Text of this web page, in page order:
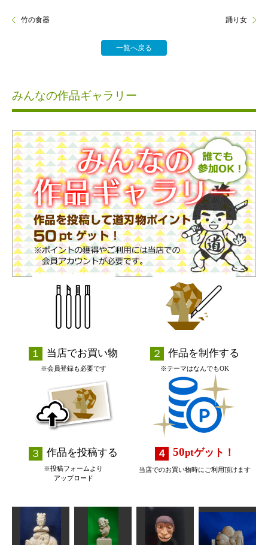
竹の食器
一覧へ戻る
踊り女
みんなの作品ギャラリー
当店でお買い物
※会員登録も必要です
作品を制作する
※テーマはなんでもOK
作品を投稿する
※投稿フォームより
アップロード
50ptゲット！
当店でのお買い物時にご利用頂けます